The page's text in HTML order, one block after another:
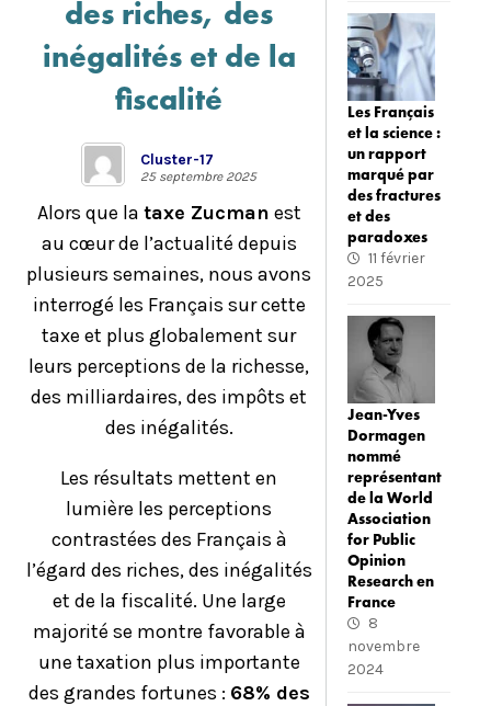
des riches, des
inégalités et de la
fiscalité
Cluster-17
25 septembre 2025
Alors que la taxe Zucman est
au cœur de l’actualité depuis
plusieurs semaines, nous avons
interrogé les Français sur cette
taxe et plus globalement sur
leurs perceptions de la richesse,
des milliardaires, des impôts et
des inégalités.
Les résultats mettent en
lumière les perceptions
contrastées des Français à
l’égard des riches, des inégalités
et de la fiscalité. Une large
majorité se montre favorable à
une taxation plus importante
des grandes fortunes : 68% des
Les Français
et la science :
un rapport
marqué par
des fractures
et des
paradoxes
11 février
2025
Jean-Yves
Dormagen
nommé
représentant
de la World
Association
for Public
Opinion
Research en
France
8
novembre
2024